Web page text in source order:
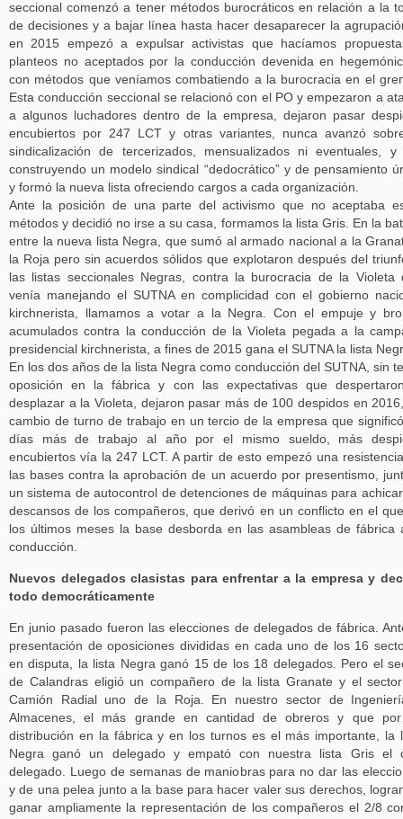
seccional comenzó a tener métodos burocráticos en relación a la
de decisiones y a bajar línea hasta hacer desaparecer la
en 2015 empezó a expulsar activistas que hacíamos
planteos no aceptados por la conducción devenida en
con métodos que veníamos combatiendo a la burocracia en el
Esta conducción seccional se relacionó con el PO y empezaron a
a algunos luchadores dentro de la empresa, dejaron pasar
encubiertos por 247 LCT y otras variantes, nunca avanzó
sindicalización de tercerizados, mensualizados ni eventuales, y
construyendo un modelo sindical “dedocrático” y de pensamiento
y formó la nueva lista ofreciendo cargos a cada organización.
Ante la posición de una parte del activismo que no aceptaba
métodos y decidió no irse a su casa, formamos la lista Gris. En la
entre la nueva lista Negra, que sumó al armado nacional a la
la Roja pero sin acuerdos sólidos que explotaron después del
las listas seccionales Negras, contra la burocracia de la Violeta
venía manejando el SUTNA en complicidad con el gobierno
kirchnerista, llamamos a votar a la Negra. Con el empuje y
acumulados contra la conducción de la Violeta pegada a la
presidencial kirchnerista, a fines de 2015 gana el SUTNA la lista
En los dos años de la lista Negra como conducción del SUTNA, sin
oposición en la fábrica y con las expectativas que
desplazar a la Violeta, dejaron pasar más de 100 despidos en
cambio de turno de trabajo en un tercio de la empresa que
días más de trabajo al año por el mismo sueldo, más
encubiertos vía la 247 LCT. A partir de esto empezó una
las bases contra la aprobación de un acuerdo por presentismo,
un sistema de autocontrol de detenciones de máquinas para
descansos de los compañeros, que derivó en un conflicto en el
los últimos meses la base desborda en las asambleas de fábrica
conducción.
Nuevos delegados clasistas para enfrentar a la empresa y
todo democráticamente
En junio pasado fueron las elecciones de delegados de fábrica.
presentación de oposiciones divididas en cada uno de los 16
en disputa, la lista Negra ganó 15 de los 18 delegados. Pero el
de Calandras eligió un compañero de la lista Granate y el
Camión Radial uno de la Roja. En nuestro sector de
Almacenes, el más grande en cantidad de obreros y que
distribución en la fábrica y en los turnos es el más importante, la
Negra ganó un delegado y empató con nuestra lista Gris el
delegado. Luego de semanas de maniobras para no dar las
y de una pelea junto a la base para hacer valer sus derechos,
ganar ampliamente la representación de los compañeros el 2/8